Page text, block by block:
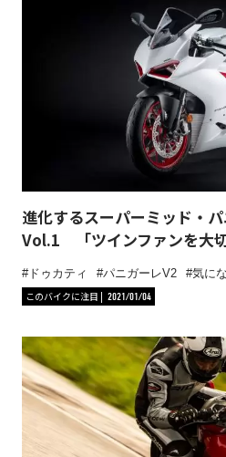
進化するスーパーミッド・
Vol.1 「ツインファンを大切
ドゥカティ パニガーレV2
気に
このバイクに注目
2021/01/04